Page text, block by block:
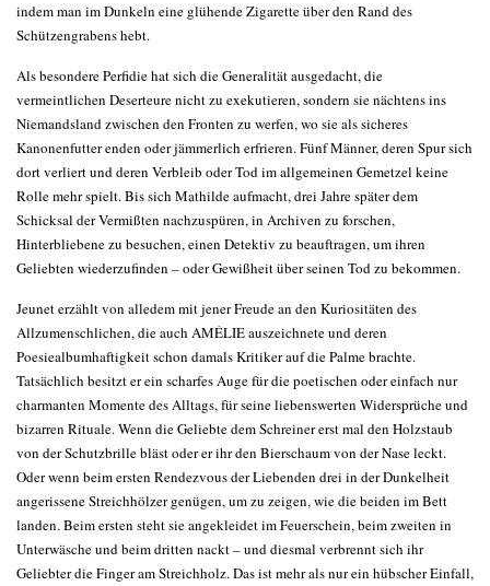
indem man im Dunkeln eine glühende Zigarette über den Rand des
Schützengrabens hebt.
Als besondere Perfidie hat sich die Generalität ausgedacht, die
vermeintlichen Deserteure nicht zu exekutieren, sondern sie nächtens ins
Niemandsland zwischen den Fronten zu werfen, wo sie als sicheres
Kanonenfutter enden oder jämmerlich erfrieren. Fünf Männer, deren Spur sich
dort verliert und deren Verbleib oder Tod im allgemeinen Gemetzel keine
Rolle mehr spielt. Bis sich Mathilde aufmacht, drei Jahre später dem
Schicksal der Vermißten nachzuspüren, in Archiven zu forschen,
Hinterbliebene zu besuchen, einen Detektiv zu beauftragen, um ihren
Geliebten wiederzufinden – oder Gewißheit über seinen Tod zu bekommen.
Jeunet erzählt von alledem mit jener Freude an den Kuriositäten des
Allzumenschlichen, die auch AMÉLIE auszeichnete und deren
Poesiealbumhaftigkeit schon damals Kritiker auf die Palme brachte.
Tatsächlich besitzt er ein scharfes Auge für die poetischen oder einfach nur
charmanten Momente des Alltags, für seine liebenswerten Widersprüche und
bizarren Rituale. Wenn die Geliebte dem Schreiner erst mal den Holzstaub
von der Schutzbrille bläst oder er ihr den Bierschaum von der Nase leckt.
Oder wenn beim ersten Rendezvous der Liebenden drei in der Dunkelheit
angerissene Streichhölzer genügen, um zu zeigen, wie die beiden im Bett
landen. Beim ersten steht sie angekleidet im Feuerschein, beim zweiten in
Unterwäsche und beim dritten nackt – und diesmal verbrennt sich ihr
Geliebter die Finger am Streichholz. Das ist mehr als nur ein hübscher Einfall,